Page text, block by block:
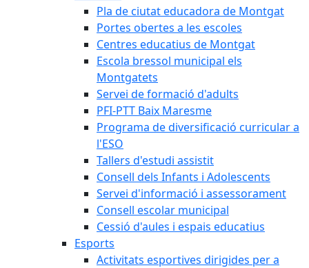
Pla de ciutat educadora de Montgat
Portes obertes a les escoles
Centres educatius de Montgat
Escola bressol municipal els
Montgatets
Servei de formació d'adults
PFI-PTT Baix Maresme
Programa de diversificació curricular a
l'ESO
Tallers d'estudi assistit
Consell dels Infants i Adolescents
Servei d'informació i assessorament
Consell escolar municipal
Cessió d'aules i espais educatius
Esports
Activitats esportives dirigides per a